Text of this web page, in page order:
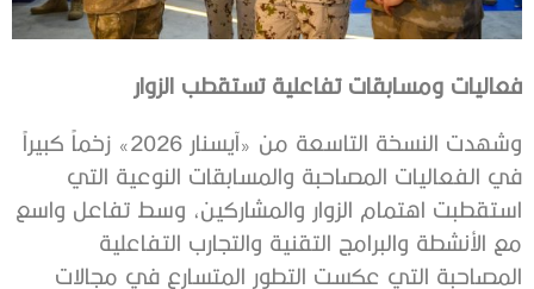
فعاليات ومسابقات تفاعلية تستقطب الزوار
وشهدت النسخة التاسعة من «آيسنار 2026» زخماً كبيراً
في الفعاليات المصاحبة والمسابقات النوعية التي
استقطبت اهتمام الزوار والمشاركين، وسط تفاعل واسع
مع الأنشطة والبرامج التقنية والتجارب التفاعلية
المصاحبة التي عكست التطور المتسارع في مجالات